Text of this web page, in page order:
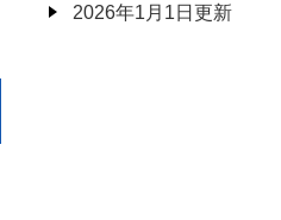
2026年1月1日更新